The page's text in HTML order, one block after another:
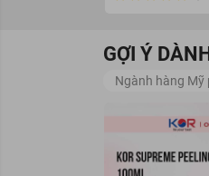
GỢI Ý
Ngành hàng Mỹ